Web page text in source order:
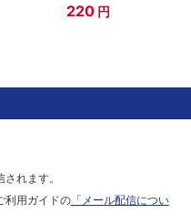
220 円
れます。
利用ガイドの「メール配信につい